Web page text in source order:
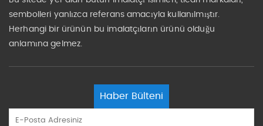
sembolleri yanlızca referans amacıyla kullanılmıştır.
Herhangi bir ürünün bu imalatçıların ürünü olduğu
anlamına gelmez.
Haber Bülteni